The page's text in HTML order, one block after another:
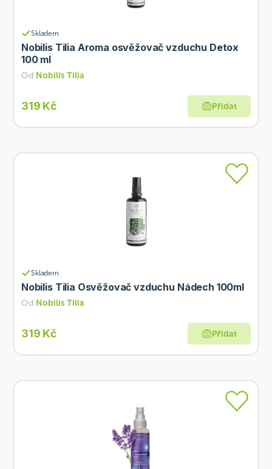
Skladem
Nobilis Tilia Aroma osvěžovač vzduchu Detox
100 ml
Od Nobilis Tilia
319 Kč Přidat
Skladem
Nobilis Tilia Osvěžovač vzduchu Nádech 100ml
Od Nobilis Tilia
319 Kč Přidat